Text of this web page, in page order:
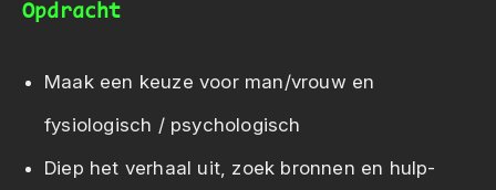
Opdracht
Maak een keuze voor man/vrouw en
fysiologisch / psychologisch
Diep het verhaal uit, zoek bronnen en hulp-